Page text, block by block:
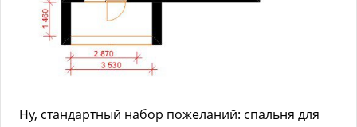
Ну, стандартный набор пожеланий: спальня для